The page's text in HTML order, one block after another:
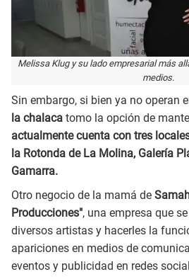
Melissa Klug y su lado empresarial más
medios.
Sin embargo, si bien ya no operan
la chalaca tomo la opción de
actualmente cuenta con tres
la Rotonda de La Molina, Galería
Gamarra.
Otro negocio de la mamá de
Producciones", una empresa que
diversos artistas y hacerles la
apariciones en medios de
eventos y publicidad en redes